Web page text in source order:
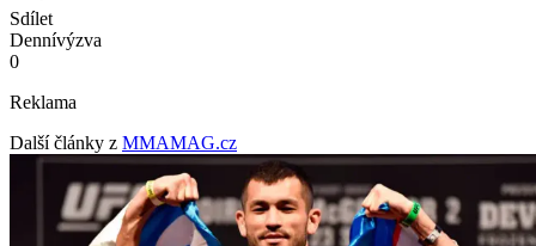
Sdílet
Dennívýzva
0
Reklama
Další články z MMAMAG.cz